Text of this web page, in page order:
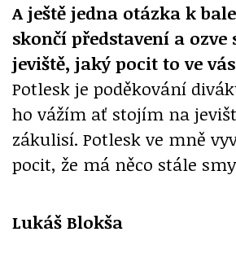
A ještě jedna otázka k
skončí představení a ozve
jeviště, jaký pocit to ve
Potlesk je poděkování
ho vážím ať stojím na
zákulisí. Potlesk ve mně
pocit, že má něco stále
Lukáš Blokša